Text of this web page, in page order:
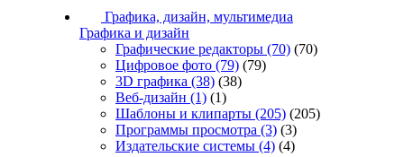
Графика, дизайн, мультимедиа
Графика и дизайн
Графические редакторы (70) (70)
Цифровое фото (79) (79)
3D графика (38) (38)
Веб-дизайн (1) (1)
Шаблоны и клипарты (205) (205)
Программы просмотра (3) (3)
Издательские системы (4) (4)